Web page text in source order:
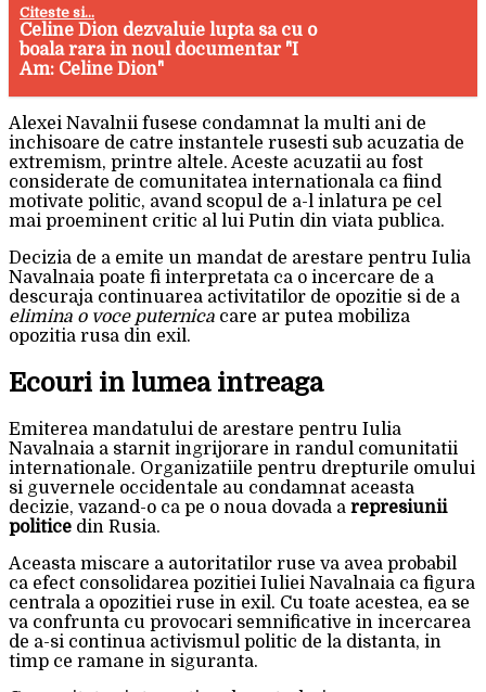
Citeste si...
Celine Dion dezvaluie lupta sa cu o
boala rara in noul documentar "I
Am: Celine Dion"
Alexei Navalnii fusese condamnat la multi ani de
inchisoare de catre instantele rusesti sub acuzatia de
extremism, printre altele. Aceste acuzatii au fost
considerate de comunitatea internationala ca fiind
motivate politic, avand scopul de a-l inlatura pe cel
mai proeminent critic al lui Putin din viata publica.
Decizia de a emite un mandat de arestare pentru Iulia
Navalnaia poate fi interpretata ca o incercare de a
descuraja continuarea activitatilor de opozitie si de a
elimina o voce puternica care ar putea mobiliza
opozitia rusa din exil.
Ecouri in lumea intreaga
Emiterea mandatului de arestare pentru Iulia
Navalnaia a starnit ingrijorare in randul comunitatii
internationale. Organizatiile pentru drepturile omului
si guvernele occidentale au condamnat aceasta
decizie, vazand-o ca pe o noua dovada a represiunii
politice din Rusia.
Aceasta miscare a autoritatilor ruse va avea probabil
ca efect consolidarea pozitiei Iuliei Navalnaia ca figura
centrala a opozitiei ruse in exil. Cu toate acestea, ea se
va confrunta cu provocari semnificative in incercarea
de a-si continua activismul politic de la distanta, in
timp ce ramane in siguranta.